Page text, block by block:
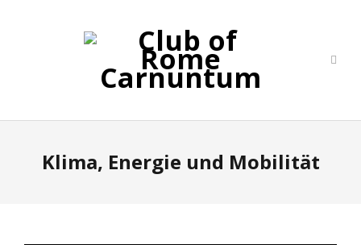
Klima, Energie und Mobilität